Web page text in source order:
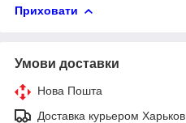
Приховати
Умови доставки
Нова Пошта
Доставка курьером Харьков